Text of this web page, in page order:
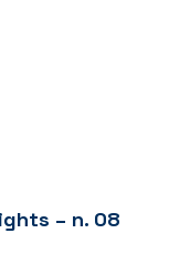
– n. 08